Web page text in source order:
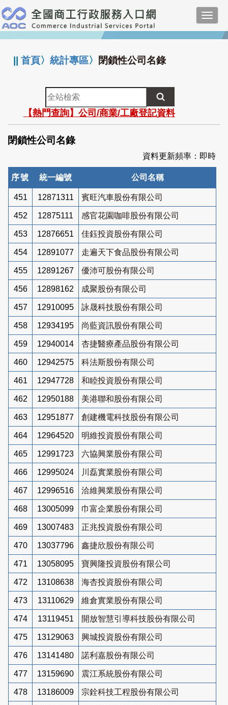
跳
到
主
要
:::
||首頁〉統計專區〉 閉鎖性公司名錄
全
站
檢
索
【熱門查詢】公司/商業/工廠登記資料
閉鎖性公司名錄
資料更新頻率：即時
序號 統一編號 公司名稱
451 12871311 賓旺汽車股份有限公司
452 12875111 感官花園咖啡股份有限公司
453 12876651 佳鈺投資股份有限公司
454 12891077 走遍天下食品股份有限公司
455 12891267 優沛可股份有限公司
456 12898162 成聚股份有限公司
457 12910095 詠晟科技股份有限公司
458 12934195 尚藍資訊股份有限公司
459 12940014 杏捷醫療產品股份有限公司
460 12942575 科法斯股份有限公司
461 12947728 和睦投資股份有限公司
462 12950188 美港聯和股份有限公司
463 12951877 創建機電科技股份有限公司
464 12964520 明維投資股份有限公司
465 12991723 六協興業股份有限公司
466 12995024 川磊實業股份有限公司
467 12996516 洽維興業股份有限公司
468 13005099 巾富企業股份有限公司
469 13007483 正兆投資股份有限公司
470 13037796 鑫捷欣股份有限公司
471 13058095 寶興隆投資股份有限公司
472 13108638 海杏投資股份有限公司
473 13110629 維倉實業股份有限公司
474 13119451 開放智慧引導科技股份有限公司
475 13129063 興城投資股份有限公司
476 13141480 諾利嘉股份有限公司
477 13159690 震江系統股份有限公司
478 13186009 宗銓科技工程股份有限公司